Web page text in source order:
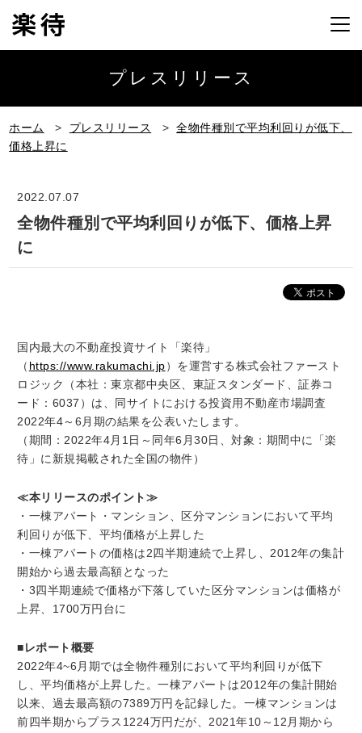
プレスリリース
ホーム > プレスリリース >全物件種別で平均利回りが低下、
価格上昇に
2022.07.07
全物件種別で平均利回りが低下、価格上昇
に
国内最大の不動産投資サイト「楽待」
（ https://www.rakumachi.jp）を運営する株式会社ファースト
ロジック（本社：東京都中央区、東証スタンダード、証券コ
ード：6037）は、同サイトにおける投資用不動産市場調査
2022年4～6月期の結果を公表いたします。
（期間：2022年4月1日～同年6月30日、対象：期間中に「楽
待」に新規掲載された全国の物件）
≪本リリースのポイント≫
・一棟アパート・マンション、区分マンションにおいて平均
利回りが低下、平均価格が上昇した
・一棟アパートの価格は2四半期連続で上昇し、2012年の集計
開始から過去最高額となった
・3四半期連続で価格が下落していた区分マンションは価格が
上昇、1700万円台に
■レポート概要
2022年4~6月期では全物件種別において平均利回りが低下
し、平均価格が上昇した。一棟アパートは2012年の集計開始
以来、過去最高額の7389万円を記録した。一棟マンションは
前四半期からプラス1224万円だが、2021年10～12月期から